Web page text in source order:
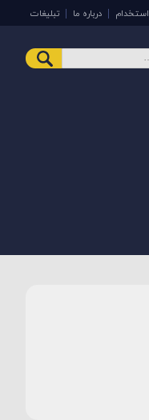
استخدام درباره ما تبلیغات